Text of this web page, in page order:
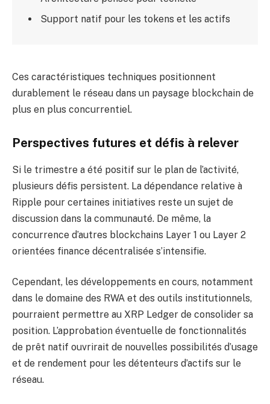
Support natif pour les tokens et les actifs
Ces caractéristiques techniques positionnent
durablement le réseau dans un paysage blockchain de
plus en plus concurrentiel.
Perspectives futures et défis à relever
Si le trimestre a été positif sur le plan de l’activité,
plusieurs défis persistent. La dépendance relative à
Ripple pour certaines initiatives reste un sujet de
discussion dans la communauté. De même, la
concurrence d’autres blockchains Layer 1 ou Layer 2
orientées finance décentralisée s’intensifie.
Cependant, les développements en cours, notamment
dans le domaine des RWA et des outils institutionnels,
pourraient permettre au XRP Ledger de consolider sa
position. L’approbation éventuelle de fonctionnalités
de prêt natif ouvrirait de nouvelles possibilités d’usage
et de rendement pour les détenteurs d’actifs sur le
réseau.